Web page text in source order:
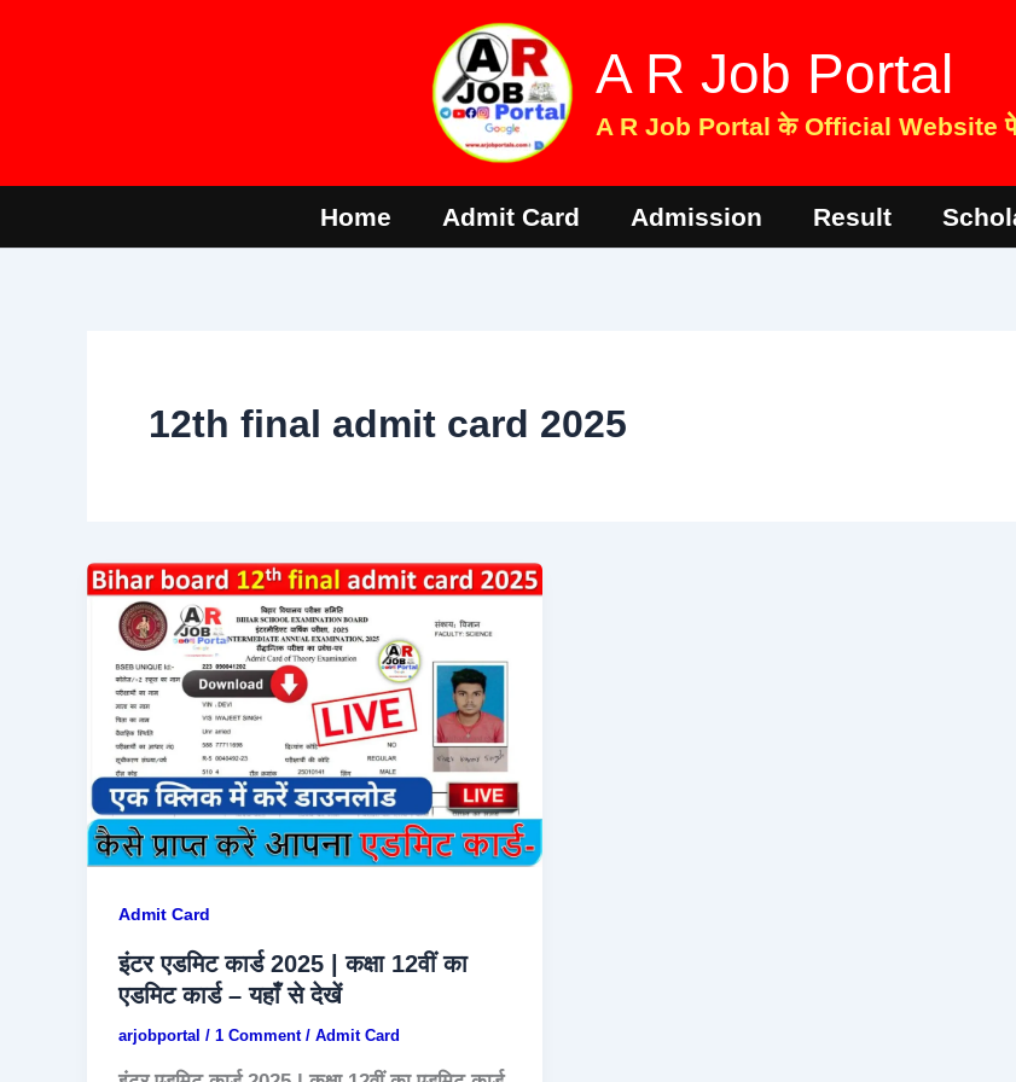
A R Job Portal
A R Job Portal के Official Website पे
Home Admit Card Admission Result
12th final admit card 2025
Admit Card
इंटर एडमिट कार्ड 2025 | कक्षा 12वीं का
एडमिट कार्ड – यहाँ से देखें
arjobportal / 1 Comment / Admit Card